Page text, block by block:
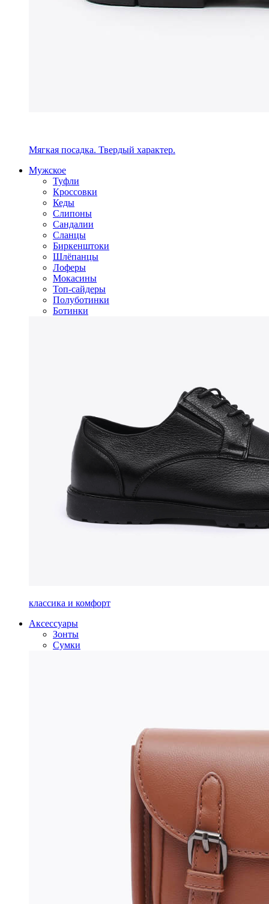
Мягкая посадка. Твердый характер.
Мужское
Туфли
Кроссовки
Кеды
Слипоны
Сандалии
Сланцы
Биркенштоки
Шлёпанцы
Лоферы
Мокасины
Топ-сайдеры
Полуботинки
Ботинки
классика и комфорт
Аксессуары
Зонты
Сумки